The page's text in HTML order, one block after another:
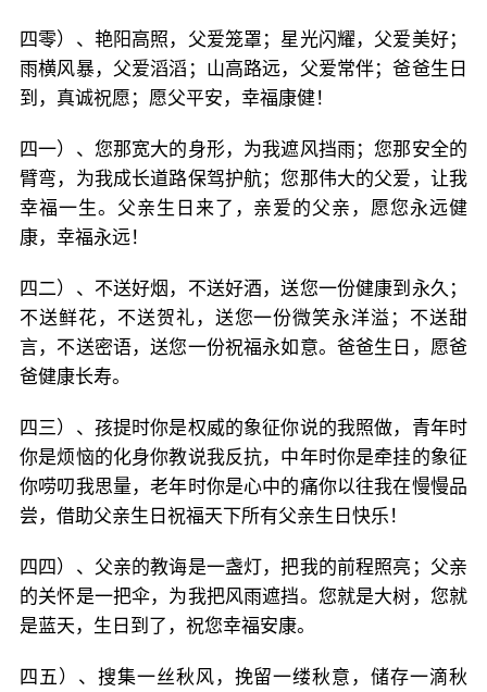
四零）、艳阳高照，父爱笼罩；星光闪耀，父爱美好；
雨横风暴，父爱滔滔；山高路远，父爱常伴；爸爸生日
到，真诚祝愿；愿父平安，幸福康健！
四一）、您那宽大的身形，为我遮风挡雨；您那安全的
臂弯，为我成长道路保驾护航；您那伟大的父爱，让我
幸福一生。父亲生日来了，亲爱的父亲，愿您永远健
康，幸福永远！
四二）、不送好烟，不送好酒，送您一份健康到永久；
不送鲜花，不送贺礼，送您一份微笑永洋溢；不送甜
言，不送密语，送您一份祝福永如意。爸爸生日，愿爸
爸健康长寿。
四三）、孩提时你是权威的象征你说的我照做，青年时
你是烦恼的化身你教说我反抗，中年时你是牵挂的象征
你唠叨我思量，老年时你是心中的痛你以往我在慢慢品
尝，借助父亲生日祝福天下所有父亲生日快乐！
四四）、父亲的教诲是一盏灯，把我的前程照亮；父亲
的关怀是一把伞，为我把风雨遮挡。您就是大树，您就
是蓝天，生日到了，祝您幸福安康。
四五）、搜集一丝秋风，挽留一缕秋意，储存一滴秋